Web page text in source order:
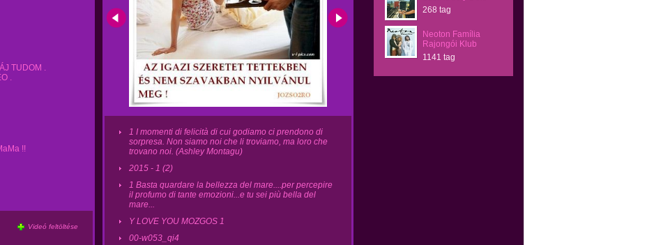
TUDOM .
.
!!
Videó feltöltése
1 I momenti di felicità di cui godiamo ci prendono di
sorpresa. Non siamo noi che li troviamo, ma loro che
trovano noi. (Ashley Montagu)
2015 - 1 (2)
1 Basta quardare la bellezza del mare....per percepire
il profumo di tante emozioni...e tu sei più bella del
mare...
Y LOVE YOU MOZGOS 1
00-w053_qi4
268 tag
Neoton Família
Rajongói Klub
1141 tag